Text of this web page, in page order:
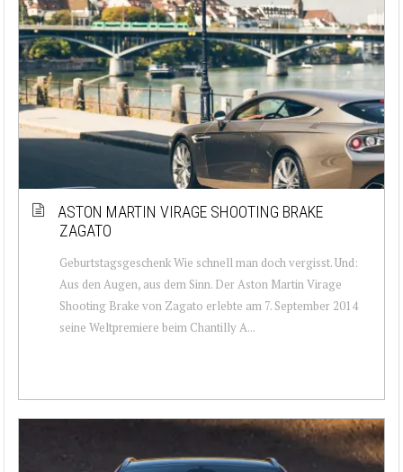
ASTON MARTIN VIRAGE SHOOTING BRAKE
ZAGATO
Geburtstagsgeschenk Wie schnell man doch vergisst. Und:
Aus den Augen, aus dem Sinn. Der Aston Martin Virage
Shooting Brake von Zagato erlebte am 7. September 2014
seine Weltpremiere beim Chantilly A...